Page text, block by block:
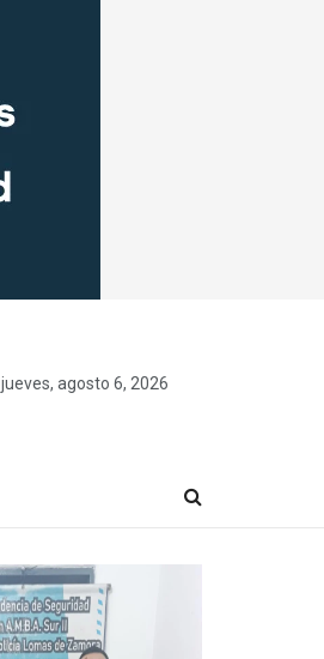
jueves, agosto 6, 2026